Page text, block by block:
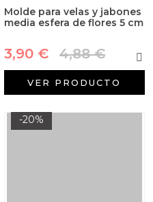
Molde para velas y jabones
media esfera de flores 5 cm
3,90 € 4,88 €
VER PRODUCTO
-20%